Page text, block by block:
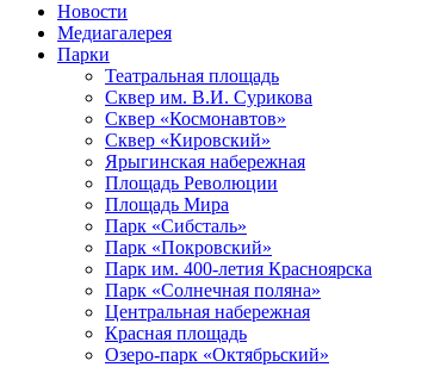
Новости
Медиагалерея
Парки
Театральная площадь
Сквер им. В.И. Сурикова
Сквер «Космонавтов»
Сквер «Кировский»
Ярыгинская набережная
Площадь Революции
Площадь Мира
Парк «Сибсталь»
Парк «Покровский»
Парк им. 400-летия Красноярска
Парк «Солнечная поляна»
Центральная набережная
Красная площадь
Озеро-парк «Октябрьский»